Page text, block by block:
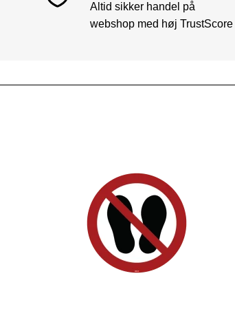
Altid sikker handel på
webshop med høj TrustScore